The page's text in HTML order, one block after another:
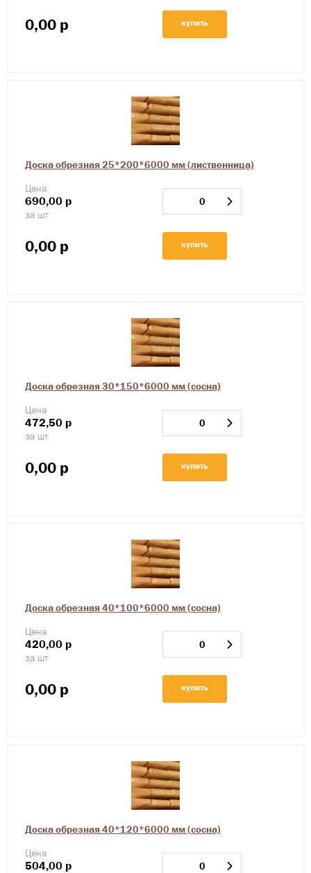
0,00 р купить
Доска обрезная 25*200*6000 мм (лиственница)
Цена
690,00 р
за шт
0,00 р купить
Доска обрезная 30*150*6000 мм (сосна)
Цена
472,50 р
за шт
0,00 р купить
Доска обрезная 40*100*6000 мм (сосна)
Цена
420,00 р
за шт
0,00 р купить
Доска обрезная 40*120*6000 мм (сосна)
Цена
504,00 р